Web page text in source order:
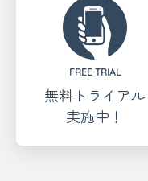
FREE TRIAL
無料トライアル
実施中！